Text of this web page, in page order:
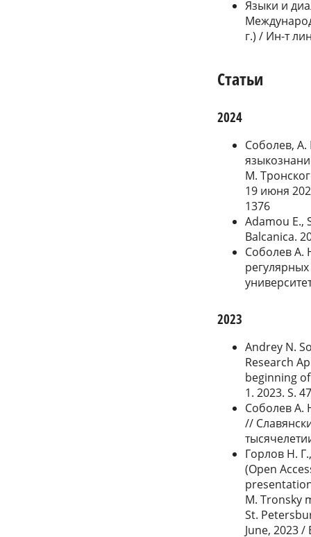
Языки и
г.) / Ин-т
Статьи
2024
Соболев,
М.
19 июня
1376
Adamou E.,
Balcanica.
Соболев А.
2023
Andrey N.
Research
beginning
1. 2023. S.
Соболев А.
//
Горлов Н.
(Open
M. Tronsky
St.
June, 2023